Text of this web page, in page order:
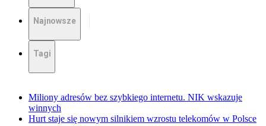
Najnowsze
Tagi
Miliony adresów bez szybkiego internetu. NIK wskazuje
winnych
Hurt staje się nowym silnikiem wzrostu telekomów w Polsce